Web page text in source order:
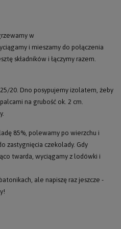
w
i mieszamy do połączenia
składników i łączymy razem.
20. Dno posypujemy izolatem, żeby
na grubość ok. 2 cm.
85%, polewamy po wierzchu i
zastygnięcia czekolady. Gdy
twarda, wyciągamy z lodówki i
ale napiszę raz jeszcze -